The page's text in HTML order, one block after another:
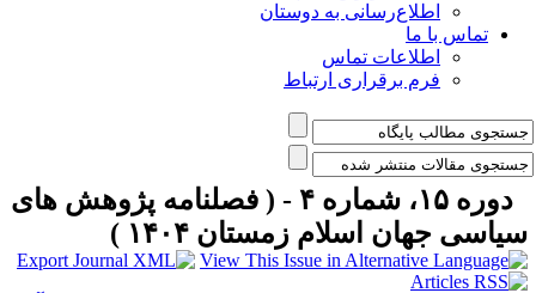
اطلاع‌رسانی به دوستان
تماس با ما
اطلاعات تماس
فرم برقراری ارتباط
دوره ۱۵، شماره ۴ - ( فصلنامه پژوهش های
جهان اسلام زمستان ۱۴۰۴ )